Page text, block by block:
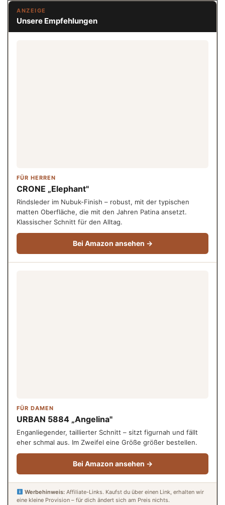
ANZEIGE
Unsere Empfehlungen
FÜR HERREN
CRONE „Elephant"
Rindsleder im Nubuk-Finish – robust, mit der typischen
matten Oberfläche, die mit den Jahren Patina ansetzt.
Klassischer Schnitt für den Alltag.
Bei Amazon ansehen →
FÜR DAMEN
URBAN 5884 „Angelina"
Enganliegender, taillierter Schnitt – sitzt figurnah und fällt
eher schmal aus. Im Zweifel eine Größe größer bestellen.
Bei Amazon ansehen →
Werbehinweis:Affiliate-Links. Kaufst du über einen Link, erhalten wir
eine kleine Provision – für dich ändert sich am Preis nichts.